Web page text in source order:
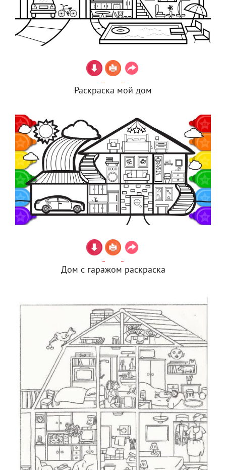
Раскраска мой дом
Дом с гаражом раскраска